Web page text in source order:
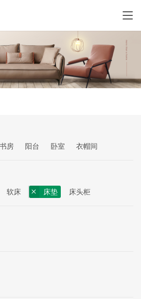
书房 阳台 卧室 衣帽间
软床 床垫 床头柜